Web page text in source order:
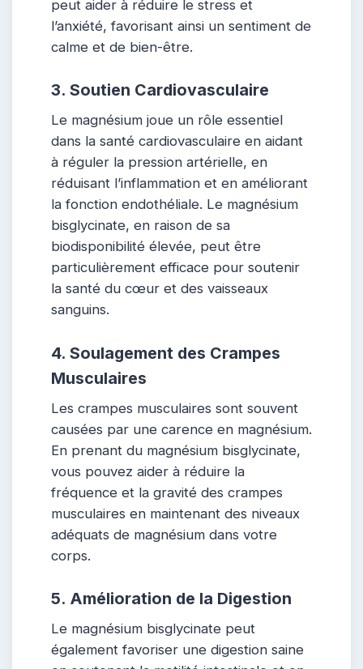
peut aider à réduire le stress et
l’anxiété, favorisant ainsi un sentiment de
calme et de bien-être.
3. Soutien Cardiovasculaire
Le magnésium joue un rôle essentiel
dans la santé cardiovasculaire en aidant
à réguler la pression artérielle, en
réduisant l’inflammation et en améliorant
la fonction endothéliale. Le magnésium
bisglycinate, en raison de sa
biodisponibilité élevée, peut être
particulièrement efficace pour soutenir
la santé du cœur et des vaisseaux
sanguins.
4. Soulagement des Crampes
Musculaires
Les crampes musculaires sont souvent
causées par une carence en magnésium.
En prenant du magnésium bisglycinate,
vous pouvez aider à réduire la
fréquence et la gravité des crampes
musculaires en maintenant des niveaux
adéquats de magnésium dans votre
corps.
5. Amélioration de la Digestion
Le magnésium bisglycinate peut
également favoriser une digestion saine